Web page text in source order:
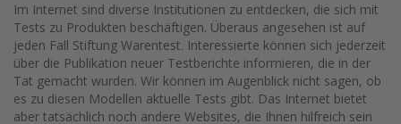
Im Internet sind diverse Institutionen zu entdecken, die sich mit
Tests zu Produkten beschäftigen. Überaus angesehen ist auf
jeden Fall Stiftung Warentest. Interessierte können sich jederzeit
über die Publikation neuer Testberichte informieren, die in der
Tat gemacht wurden. Wir können im Augenblick nicht sagen, ob
es zu diesen Modellen aktuelle Tests gibt. Das Internet bietet
aber tatsächlich noch andere Websites, die Ihnen hilfreich sein